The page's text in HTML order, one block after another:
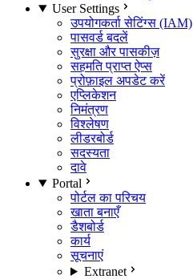
User Settings
उपयोगकर्ता सेटिंग्स (IAM)
पासवर्ड बदलें
सुरक्षा और पासकीज़
सहमति प्राप्त ऐप्स
प्रोफ़ाइल अपडेट करें
एप्लिकेशन
निमंत्रण
विश्लेषण
लीडरबोर्ड
सदस्यता
दावे
Portal
पोर्टल का परिचय
खाता बनाएँ
डैशबोर्ड
कार्य
सूचनाएं
Extranet